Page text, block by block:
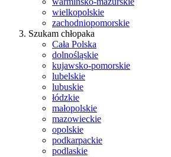
wielkopolskie
zachodniopomorskie
Szukam chłopaka
Cała Polska
dolnośląskie
kujawsko-pomorskie
lubelskie
lubuskie
łódzkie
małopolskie
mazowieckie
opolskie
podkarpackie
podlaskie